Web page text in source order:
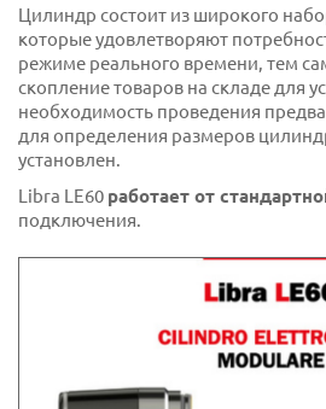
Цилиндр состоит из широкого
которые удовлетворяют
режиме реального времени, тем
скопление товаров на складе для
необходимость проведения
для определения размеров
установлен.
Libra LE60 работает от
подключения.